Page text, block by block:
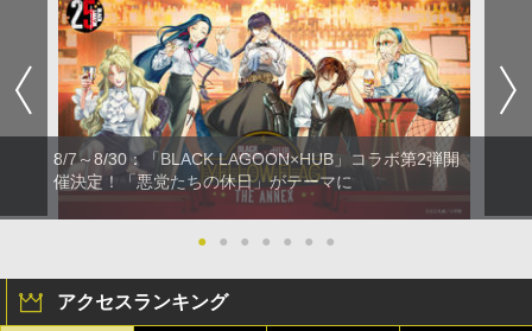
8/7～8/30：「BLACK LAGOON×HUB」コラボ第2弾開
催決定！「悪党たちの休日」がテーマに
● ● ● ● ● ● ●
アクセスランキング